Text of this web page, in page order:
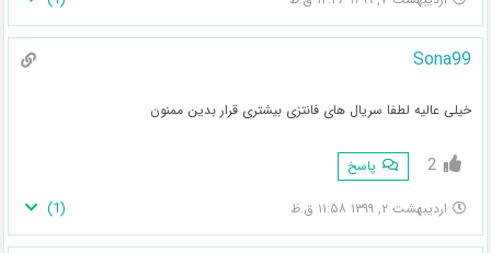
Sona99
خیلی عالیه لطفا سریال های فانتزی بیشتری قرار بدین ممنون
2 پاسخ
اردیبهشت ۲, ۱۳۹۹ ۱۱:۵۸ ق.ظ (
1
)